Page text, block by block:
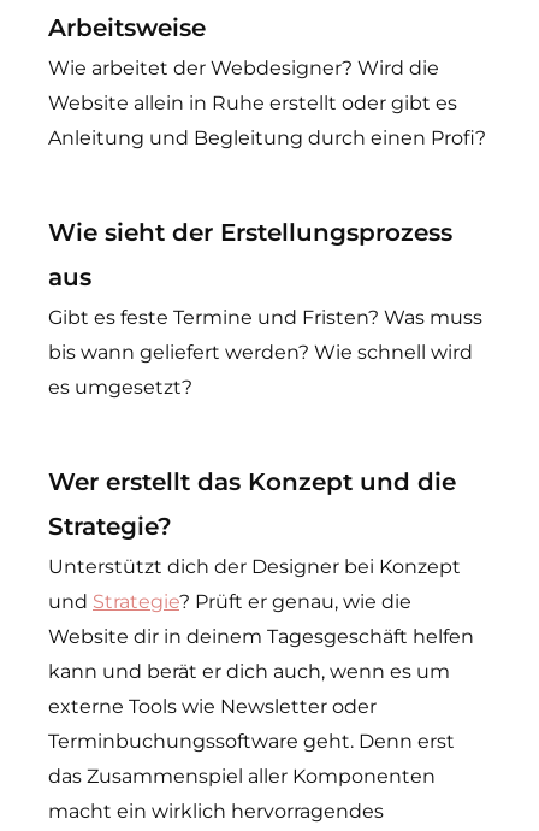
Arbeitsweise
Wie arbeitet der Webdesigner? Wird die
Website allein in Ruhe erstellt oder gibt es
Anleitung und Begleitung durch einen Profi?
Wie sieht der Erstellungsprozess
aus
Gibt es feste Termine und Fristen? Was muss
bis wann geliefert werden? Wie schnell wird
es umgesetzt?
Wer erstellt das Konzept und die
Strategie?
Unterstützt dich der Designer bei Konzept
und Strategie? Prüft er genau, wie die
Website dir in deinem Tagesgeschäft helfen
kann und berät er dich auch, wenn es um
externe Tools wie Newsletter oder
Terminbuchungssoftware geht. Denn erst
das Zusammenspiel aller Komponenten
macht ein wirklich hervorragendes